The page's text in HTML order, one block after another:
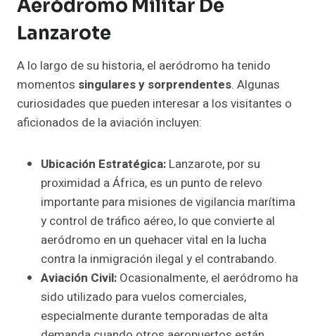
Aeródromo Militar De
Lanzarote
A lo largo de su historia, el aeródromo ha tenido
momentos singulares y sorprendentes. Algunas
curiosidades que pueden interesar a los visitantes o
aficionados de la aviación incluyen:
Ubicación Estratégica: Lanzarote, por su
proximidad a África, es un punto de relevo
importante para misiones de vigilancia marítima
y control de tráfico aéreo, lo que convierte al
aeródromo en un quehacer vital en la lucha
contra la inmigración ilegal y el contrabando.
Aviación Civil: Ocasionalmente, el aeródromo ha
sido utilizado para vuelos comerciales,
especialmente durante temporadas de alta